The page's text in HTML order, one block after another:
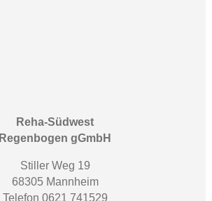
Reha-Südwest
Regenbogen gGmbH
Stiller Weg 19
68305 Mannheim
Telefon 0621 741529